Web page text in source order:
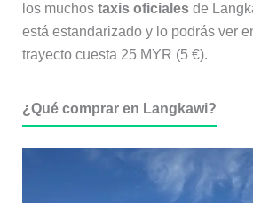
los muchos taxis oficialesde
está estandarizado y lo podrás ver
trayecto cuesta 25 MYR (5 €).
¿Qué comprar en Langkawi?